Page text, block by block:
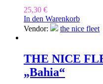
25,30 €
In den Warenkorb
Vendor:
the nice fleet
THE NICE
„Bahia“